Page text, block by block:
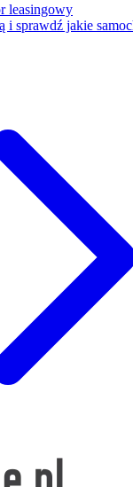
leasingowy
i sprawdź jakie